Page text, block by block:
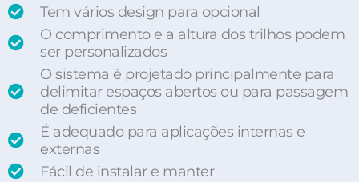
Tem vários design para opcional
O comprimento e a altura dos trilhos podem
ser personalizados
O sistema é projetado principalmente para
delimitar espaços abertos ou para passagem
de deficientes
É adequado para aplicações internas e
externas
Fácil de instalar e manter